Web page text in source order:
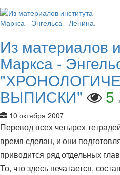
Из материалов
Маркса -
ВЫПИСКИ" 5
10 октября 2007
Перевод всех четырех
время сделан, и они
приводится ряд отдельных
То, что здесь печатается,